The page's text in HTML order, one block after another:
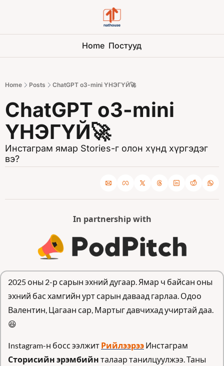
Home Постууд
Home Posts ChatGPT o3-mini ҮНЭГҮЙ🚀
ChatGPT o3-mini
ҮНЭГҮЙ🚀
Инстаграм ямар Stories-г олон хүнд хүргэдэг
вэ?
In partnership with
2025 оны 2-р сарын эхний дугаар. Ямар ч байсан оны
эхний бас хамгийн урт сарын даваад гарлаа. Одоо
😆
Instagram-н босс ээлжит Рийлээрээ
Сторисийн эрэмбийн талаар танилцуулжээ. Таны